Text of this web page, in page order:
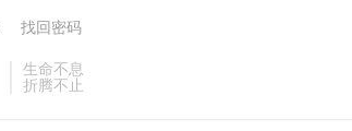
生命不息
折腾不止
找回密码